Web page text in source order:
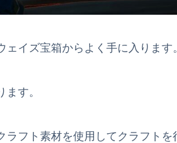
イズ宝箱からよく手に入ります。
す。
フト素材を使用してクラフトを